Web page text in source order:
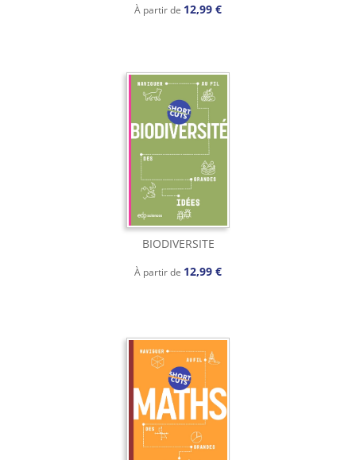
À partir de 12,99 €
BIODIVERSITE
À partir de 12,99 €